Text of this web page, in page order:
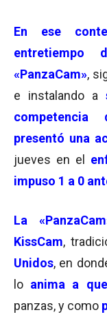
En ese
entretiempo
«PanzaCam»,
e instalando a
competencia
presentó una
jueves en el
impuso 1 a 0
La
KissCam,
Unidos, en
lo anima a
panzas, y como